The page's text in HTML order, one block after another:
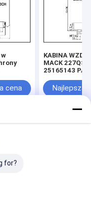
cena
KABINA
MACK
25165143 PAI
1S4-173
przez
Najlepsza
Desktop Site
for?